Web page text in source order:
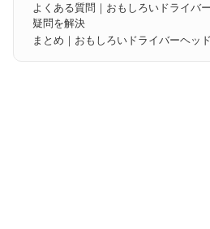
よくある質問｜おもしろいドライバ
疑問を解決
まとめ｜おもしろいドライバーヘッ